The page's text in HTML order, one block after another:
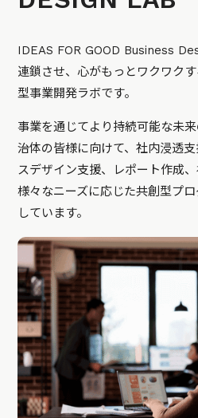
IDEAS FOR GOOD Business
連鎖させ、心がもっとワクワク
型事業開発ラボです。
事業を通じてより持続可能な未
治体の皆様に向けて、社内浸透
スデザイン支援、レポート作成、
様々なニーズに応じた共創型プ
しています。